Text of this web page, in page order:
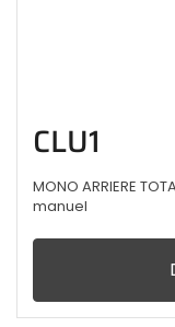
CLU1
MONO ARRIERE
manuel